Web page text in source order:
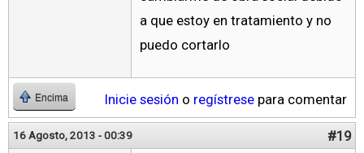
a que estoy en tratamiento y no
puedo cortarlo
Encima Inicie sesión o regístrese para comentar
16 Agosto, 2013 - 00:39 #19